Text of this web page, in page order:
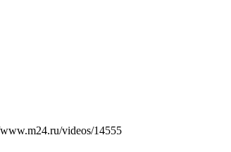
videos/14555